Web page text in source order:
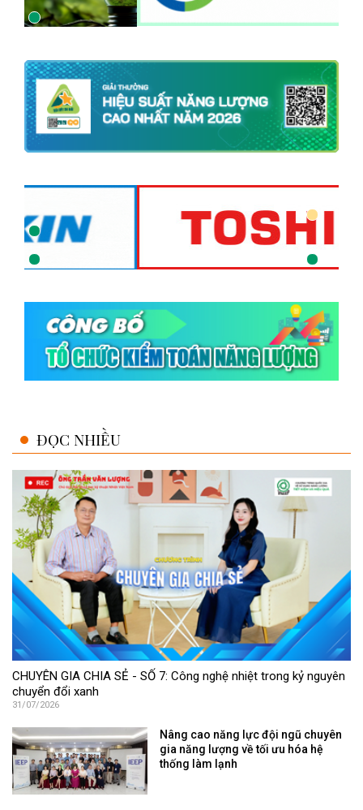
ĐỌC NHIỀU
CHUYÊN GIA CHIA SẺ - SỐ 7: Công nghệ nhiệt trong kỷ nguyên
chuyển đổi xanh
31/07/2026
Nâng cao năng lực đội ngũ chuyên
gia năng lượng về tối ưu hóa hệ
thống làm lạnh